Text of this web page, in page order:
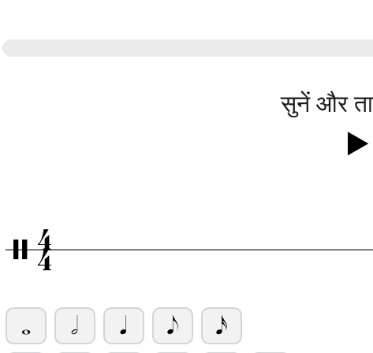
सुनें और
/4
4